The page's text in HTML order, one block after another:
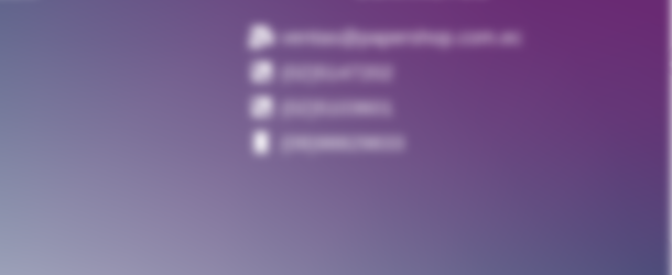
ventas@papershop.com.ec
(02)5147202
(02)5103601
(09)98829833